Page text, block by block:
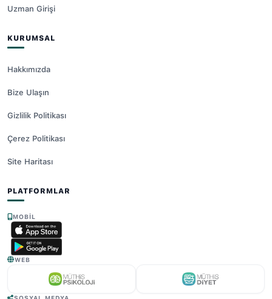
Uzman Girişi
KURUMSAL
Hakkımızda
Bize Ulaşın
Gizlilik Politikası
Çerez Politikası
Site Haritası
PLATFORMLAR
MOBIL
WEB
SOSYAL MEDYA